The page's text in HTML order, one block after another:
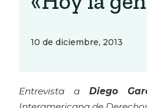
10 de diciembre, 2013
Entrevista a Diego